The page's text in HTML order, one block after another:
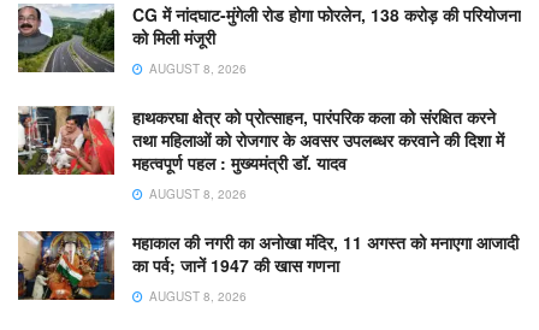
CG में नांदघाट-मुंगेली रोड होगा फोरलेन, 138 करोड़ की परियोजना
को मिली मंजूरी
AUGUST 8, 2026
हाथकरघा क्षेत्र को प्रोत्साहन, पारंपरिक कला को संरक्षित करने
तथा महिलाओं को रोजगार के अवसर उपलब्धर करवाने की दिशा में
महत्वपूर्ण पहल : मुख्यमंत्री डॉ. यादव
AUGUST 8, 2026
महाकाल की नगरी का अनोखा मंदिर, 11 अगस्त को मनाएगा आजादी
का पर्व; जानें 1947 की खास गणना
AUGUST 8, 2026